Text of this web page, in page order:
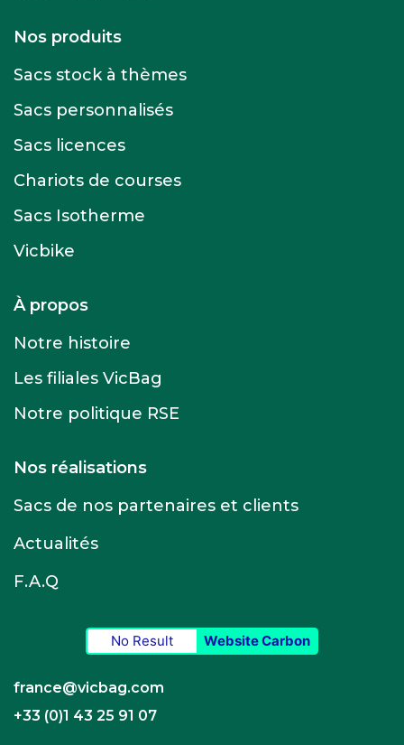
Nos produits
Sacs stock à thèmes
Sacs personnalisés
Sacs licences
Chariots de courses
Sacs Isotherme
Vicbike
À propos
Notre histoire
Les filiales VicBag
Notre politique RSE
Nos réalisations
Sacs de nos partenaires et clients
Actualités
F.A.Q
No Result Website Carbon
france@vicbag.com
+33 (0)1 43 25 91 07